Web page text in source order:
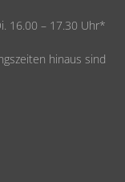
– 17.30 Uhr*
hinaus sind